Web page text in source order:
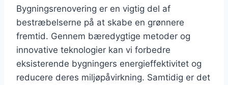
Bygningsrenovering er en vigtig del af
bestræbelserne på at skabe en grønnere
fremtid. Gennem bæredygtige metoder og
innovative teknologier kan vi forbedre
eksisterende bygningers energieffektivitet og
reducere deres miljøpåvirkning. Samtidig er det